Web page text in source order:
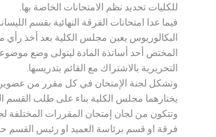
للكليات تحديد نظم الامتحانات الخاصة بها.
فيما عدا امتحانات الفرقة النهائية بقسم
البكالوريوس يعين مجلس الكلية بعد أخذ
المختص أحد أساتذة المادة ليتولى وضع
التحريرية بالاشتراك مع القائم بتدريسها.
وتشكل لجنة الإمتحان في كل مقرر من
يختارهما مجلس الكلية بناء على طلب القسم
وتتكون من لجان إمتحان المقررات المختلفة
فرقة او قسم برئاسة العميد او رئيس القسم